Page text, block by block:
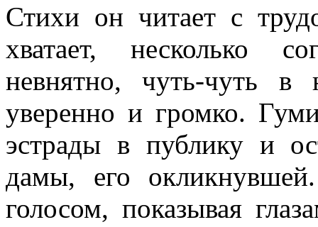
Стихи он читает с
хватает, несколько
невнятно, чуть-чуть
уверенно и громко.
эстрады в публику и
дамы, его
голосом, показывая